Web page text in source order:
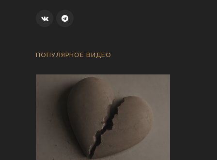
ПОПУЛЯРНОЕ ВИДЕО